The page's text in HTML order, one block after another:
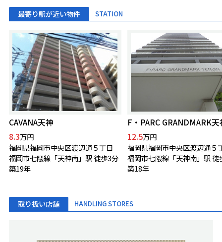
最寄り駅が近い物件 STATION
CAVANA天神
8.3万円
福岡県福岡市中央区渡辺通５丁目
福岡市七隈線「天神南」駅 徒歩3分
築19年
F・PARC GRANDMARK天
12.5万円
福岡県福岡市中央区渡辺通５
福岡市七隈線「天神南」駅 徒
築18年
取り扱い店舗 HANDLING STORES